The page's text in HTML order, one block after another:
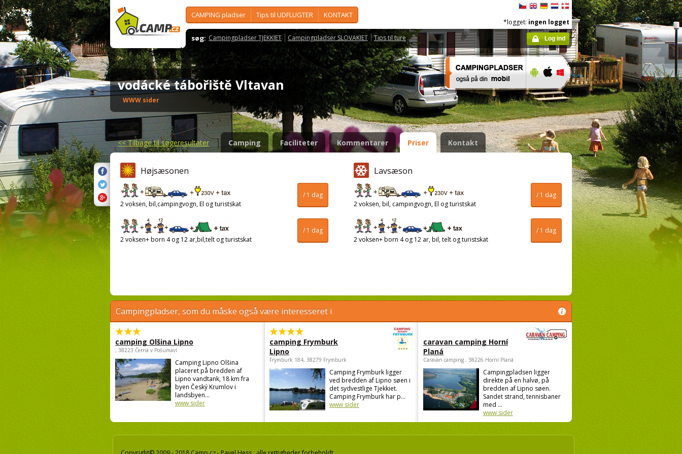
CAMPING pladser Tips til UDFLUGTER KONTAKT
søg: Campingpladser TJEKKIET Campingpladser SLOVAKIET Tips til ture
*logget: ingen logget
Log ind
vodácké tábořiště Vltavan
WWW sider
<<Tilbage til søgeresultater Camping Faciliteter Kommentarer Priser Kontakt
Højsæsonen
/ 1 dag
2 voksen, bil,campingvogn, El og turistskat
/ 1 dag
2 voksen+ born 4 og 12 ar,bil,telt og turistskat
Lavsæson
/ 1 dag
2 voksen, bil, campingvogn, El og turistskat
/ 1 dag
2 voksen+ born 4 og 12 ar, bil, telt og turistskat
Campingpladser, som du måske også være interesseret i
camping Olšina Lipno
, 38223 Černá v Pošumaví
Camping Lipno Olšina
placeret på bredden af
Lipno vandtank, 18 km fra
byen Český Krumlov i
landsbyen...
www sider
camping Frymburk
Lipno
Frymburk 184, 38279 Frymburk
Camping Frymburk ligger
ved bredden af Lipno søen i
det sydvestlige Tjekkiet.
Camping Frymburk har p...
www sider
caravan camping Horní
Planá
Caravan camping , 38226 Horní Planá
Campingpladsen ligger
direkte på en halvø, på
bredden af Lipno søen.
Sandet strand, tennisbaner
med ...
www sider